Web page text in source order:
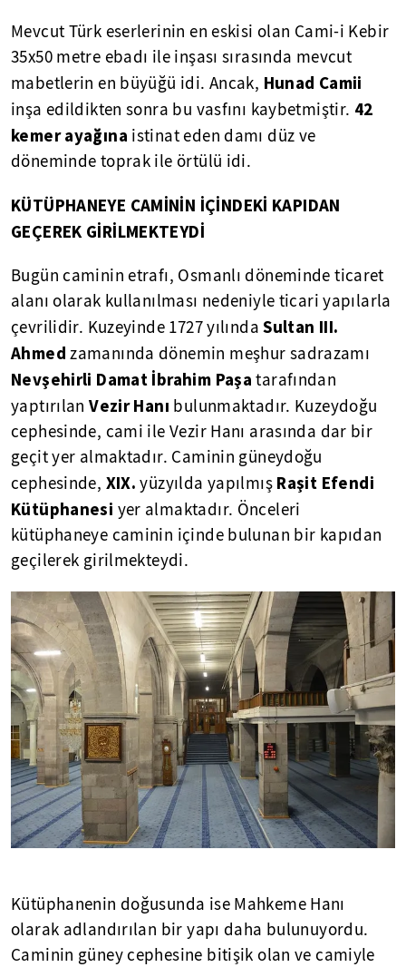
Mevcut Türk eserlerinin en eskisi olan Cami-i Kebir
35x50 metre ebadı ile inşası sırasında mevcut
mabetlerin en büyüğü idi. Ancak, Hunad Camii
inşa edildikten sonra bu vasfını kaybetmiştir. 42
kemer ayağına istinat eden damı düz ve
döneminde toprak ile örtülü idi.
KÜTÜPHANEYE CAMİNİN İÇİNDEKİ KAPIDAN
GEÇEREK GİRİLMEKTEYDİ
Bugün caminin etrafı, Osmanlı döneminde ticaret
alanı olarak kullanılması nedeniyle ticari yapılarla
çevrilidir. Kuzeyinde 1727 yılındaSultan III.
Ahmed zamanında dönemin meşhur sadrazamı
Nevşehirli Damat İbrahim Paşa tarafından
yaptırılanVezir Hanı bulunmaktadır. Kuzeydoğu
cephesinde, cami ile Vezir Hanı arasında dar bir
geçit yer almaktadır. Caminin güneydoğu
cephesinde, XIX. yüzyılda yapılmış Raşit Efendi
Kütüphanesi yer almaktadır. Önceleri
kütüphaneye caminin içinde bulunan bir kapıdan
geçilerek girilmekteydi.
Kütüphanenin doğusunda ise Mahkeme Hanı
olarak adlandırılan bir yapı daha bulunuyordu.
Caminin güney cephesine bitişik olan ve camiyle